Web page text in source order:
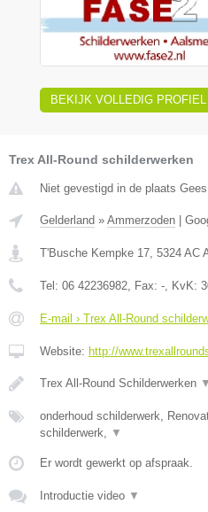
BEKIJK VOLLEDIG PROFIEL
Trex All-Round schilderwerken
Niet gevestigd in de plaats
Gelderland » Ammerzoden
T'Busche Kempke 17, 5324 AC
Tel: 06 42236982, Fax: -, KvK:
E-mail › Trex All-Round
Website: http://
Trex All-Round Schilderwerken ▼
onderhoud schilderwerk,
schilderwerk, ▼
Er wordt gewerkt op afspraak.
Introductie video ▼